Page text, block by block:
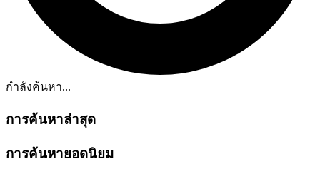
กำลังค้นหา...
การค้นหาล่าสุด
การค้นหายอดนิยม